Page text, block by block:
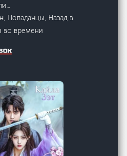
Попаданцы, Назад в
времени